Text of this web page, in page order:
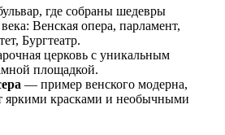
где собраны шедевры
Венская опера, парламент,
Бургтеатр.
церковь с уникальным
площадкой.
— пример венского модерна,
яркими красками и необычными